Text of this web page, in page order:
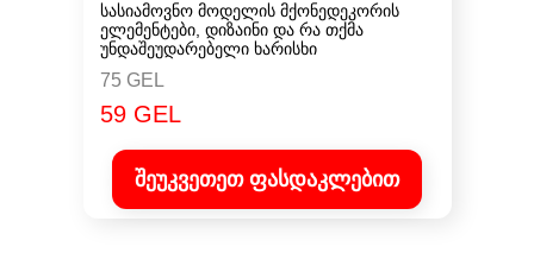
სასიამოვნო მოდელის მქონედეკორის
ელემენტები, დიზაინი და რა თქმა
უნდაშეუდარებელი ხარისხი
59 GEL
შეუკვეთეთ ფასდაკლებით
75 GEL